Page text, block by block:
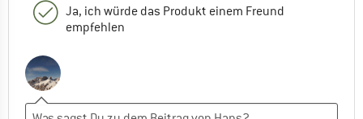
Ja, ich würde das Produkt einem Freund
empfehlen